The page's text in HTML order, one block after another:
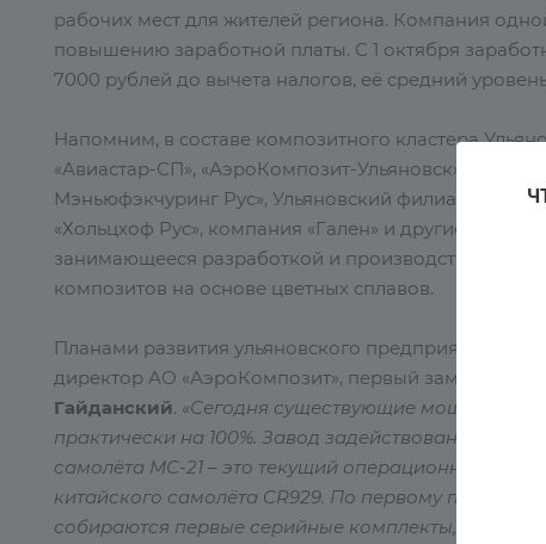
рабочих мест для жителей региона. Компания
повышению заработной платы. С 1 октября
7000 рублей до вычета налогов, её средний
Напомним, в составе композитного кластера
«Авиастар-СП», «АэроКомпозит-Ульяновск»,
Мэньюфэкчуринг Рус», Ульяновский филиал
«Хольцхоф Рус», компания «Гален» и другие. На
занимающееся разработкой и производством
композитов на основе цветных сплавов.
Планами развития ульяновского предприятия
директор АО «АэроКомпозит», первый заместитель
Гайданский. «Сегодня существующие мощности
практически на 100%. Завод задействован в двух
самолёта МС-21 – это текущий операционный
китайского самолёта CR929. По первому проекту
собираются первые серийные комплекты, по